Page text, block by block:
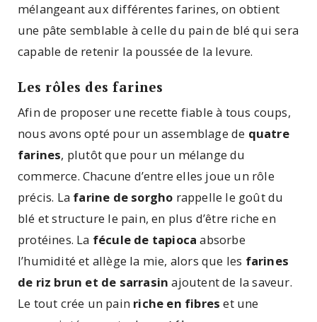
mélangeant aux différentes farines, on obtient
une pâte semblable à celle du pain de blé qui sera
capable de retenir la poussée de la levure.
Les rôles des farines
Afin de proposer une recette fiable à tous coups,
nous avons opté pour un assemblage de quatre
farines, plutôt que pour un mélange du
commerce. Chacune d’entre elles joue un rôle
précis. La farine de sorgho rappelle le goût du
blé et structure le pain, en plus d’être riche en
protéines. La fécule de tapioca absorbe
l’humidité et allège la mie, alors que les farines
de riz brun et de sarrasin ajoutent de la saveur.
Le tout crée un pain riche en fibres et une